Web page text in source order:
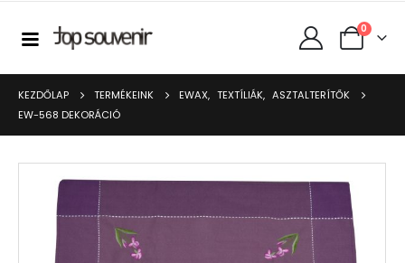
0
KEZDŐLAP TERMÉKEINK EWAX, TEXTÍLIÁK, ASZTALTERÍTŐK
EW-568 DEKORÁCIÓ